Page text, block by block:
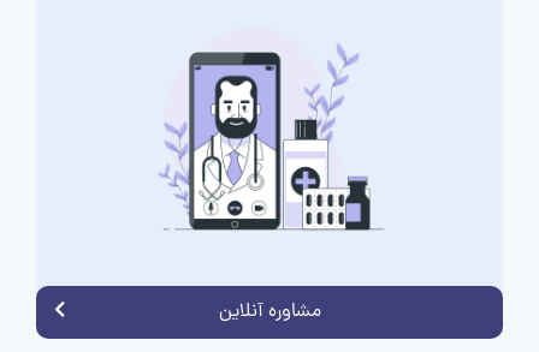
مشاوره آنلاین